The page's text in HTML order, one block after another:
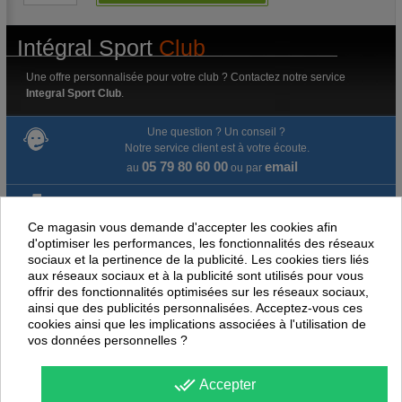
Intégral Sport Club
Une offre personnalisée pour votre club ? Contactez notre service
Integral Sport Club.
Une question ? Un conseil ?
Notre service client est à votre écoute.
au 05 79 80 60 00ou par email
Paiement en ligne 100% sécurisé
Paiement par virement
Satisfait ou remboursé jusqu'à 60 jours
NOUS PENSONS QUE CES ARTICLES
PEUVENT ÉGALEMENT VOUS INTÉRESSER
Ce magasin vous demande d'accepter les cookies afin
d'optimiser les performances, les fonctionnalités des réseaux
sociaux et la pertinence de la publicité. Les cookies tiers liés
aux réseaux sociaux et à la publicité sont utilisés pour vous
offrir des fonctionnalités optimisées sur les réseaux sociaux,
ainsi que des publicités personnalisées. Acceptez-vous ces
cookies ainsi que les implications associées à l'utilisation de
vos données personnelles ?
done_all Accepter